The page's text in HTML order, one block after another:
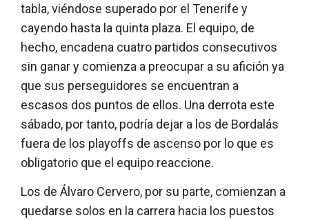
tabla, viéndose superado por el Tenerife y
cayendo hasta la quinta plaza. El equipo, de
hecho, encadena cuatro partidos consecutivos
sin ganar y comienza a preocupar a su afición ya
que sus perseguidores se encuentran a
escasos dos puntos de ellos. Una derrota este
sábado, por tanto, podría dejar a los de Bordalás
fuera de los playoffs de ascenso por lo que es
obligatorio que el equipo reaccione.
Los de Álvaro Cervero, por su parte, comienzan a
quedarse solos en la carrera hacia los puestos